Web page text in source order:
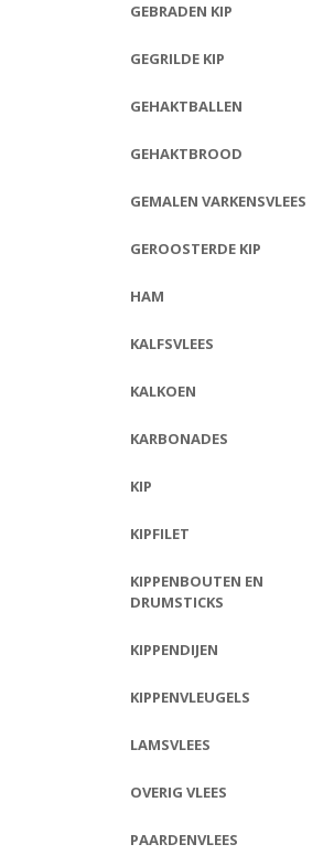
GEBRADEN KIP
GEGRILDE KIP
GEHAKTBALLEN
GEHAKTBROOD
GEMALEN VARKENSVLEES
GEROOSTERDE KIP
HAM
KALFSVLEES
KALKOEN
KARBONADES
KIP
KIPFILET
KIPPENBOUTEN EN
DRUMSTICKS
KIPPENDIJEN
KIPPENVLEUGELS
LAMSVLEES
OVERIG VLEES
PAARDENVLEES